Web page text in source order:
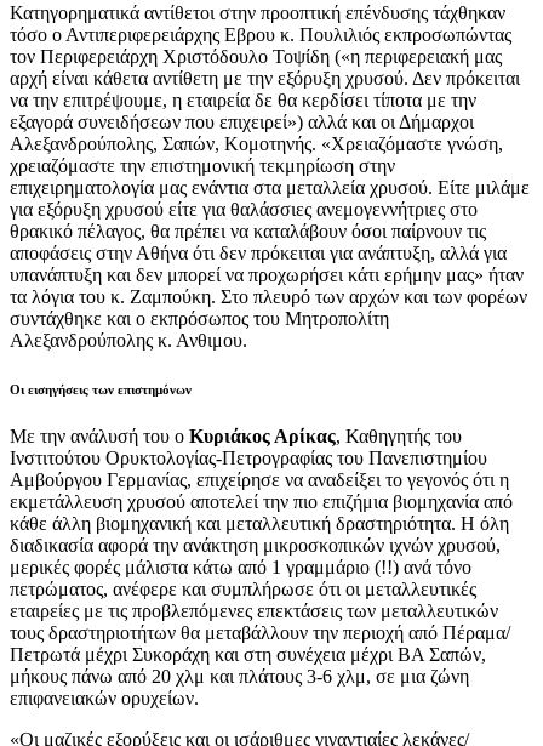
Κατηγορηματικά αντίθετοι στην προοπτική επένδυσης τάχθηκαν
τόσο ο Αντιπεριφερειάρχης Εβρου κ. Πουλιλιός εκπροσωπώντας
τον Περιφερειάρχη Χριστόδουλο Τοψίδη («η περιφερειακή μας
αρχή είναι κάθετα αντίθετη με την εξόρυξη χρυσού. Δεν πρόκειται
να την επιτρέψουμε, η εταιρεία δε θα κερδίσει τίποτα με την
εξαγορά συνειδήσεων που επιχειρεί») αλλά και οι Δήμαρχοι
Αλεξανδρούπολης, Σαπών, Κομοτηνής. «Χρειαζόμαστε γνώση,
χρειαζόμαστε την επιστημονική τεκμηρίωση στην
επιχειρηματολογία μας ενάντια στα μεταλλεία χρυσού. Είτε μιλάμε
για εξόρυξη χρυσού είτε για θαλάσσιες ανεμογεννήτριες στο
θρακικό πέλαγος, θα πρέπει να καταλάβουν όσοι παίρνουν τις
αποφάσεις στην Αθήνα ότι δεν πρόκειται για ανάπτυξη, αλλά για
υπανάπτυξη και δεν μπορεί να προχωρήσει κάτι ερήμην μας» ήταν
τα λόγια του κ. Ζαμπούκη. Στο πλευρό των αρχών και των φορέων
συντάχθηκε και ο εκπρόσωπος του Μητροπολίτη
Αλεξανδρούπολης κ. Ανθιμου.
Οι εισηγήσεις των επιστημόνων
Με την ανάλυσή του ο Κυριάκος Αρίκας, Καθηγητής του
Ινστιτούτου Ορυκτολογίας-Πετρογραφίας του Πανεπιστημίου
Αμβούργου Γερμανίας, επιχείρησε να αναδείξει το γεγονός ότι η
εκμετάλλευση χρυσού αποτελεί την πιο επιζήμια βιομηχανία από
κάθε άλλη βιομηχανική και μεταλλευτική δραστηριότητα. Η όλη
διαδικασία αφορά την ανάκτηση μικροσκοπικών ιχνών χρυσού,
μερικές φορές μάλιστα κάτω από 1 γραμμάριο (!!) ανά τόνο
πετρώματος, ανέφερε και συμπλήρωσε ότι οι μεταλλευτικές
εταιρείες με τις προβλεπόμενες επεκτάσεις των μεταλλευτικών
τους δραστηριοτήτων θα μεταβάλλουν την περιοχή από Πέραμα/
Πετρωτά μέχρι Συκοράχη και στη συνέχεια μέχρι ΒΑ Σαπών,
μήκους πάνω από 20 χλμ και πλάτους 3-6 χλμ, σε μια ζώνη
επιφανειακών ορυχείων.
«Οι μαζικές εξορύξεις και οι ισάριθμες γιγαντιαίες λεκάνες/